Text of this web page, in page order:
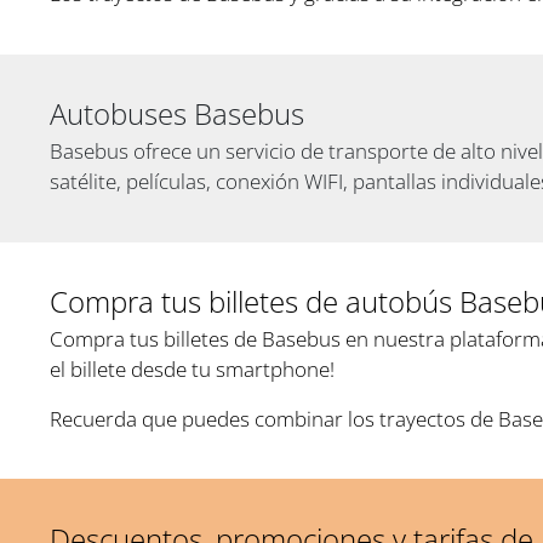
Autobuses Basebus
Basebus ofrece un servicio de transporte de alto
satélite, películas, conexión WIFI, pantallas
Compra tus billetes de autobús
Compra tus billetes de Basebus en nuestra
el billete desde tu smartphone!
Recuerda que puedes combinar los trayectos de